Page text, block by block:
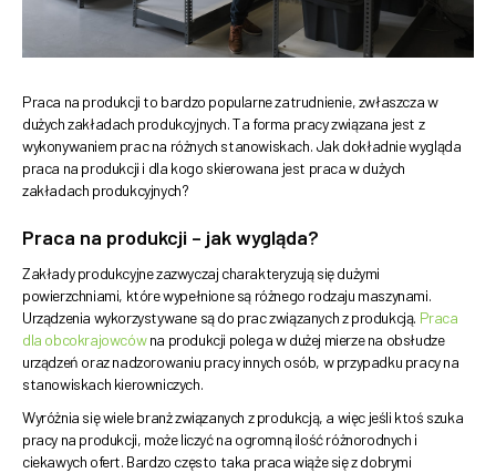
Praca na produkcji to bardzo popularne zatrudnienie, zwłaszcza w
dużych zakładach produkcyjnych. Ta forma pracy związana jest z
wykonywaniem prac na różnych stanowiskach. Jak dokładnie wygląda
praca na produkcji i dla kogo skierowana jest praca w dużych
zakładach produkcyjnych?
Praca na produkcji – jak wygląda?
Zakłady produkcyjne zazwyczaj charakteryzują się dużymi
powierzchniami, które wypełnione są różnego rodzaju maszynami.
Urządzenia wykorzystywane są do prac związanych z produkcją. Praca
dla obcokrajowcówna produkcji polega w dużej mierze na obsłudze
urządzeń oraz nadzorowaniu pracy innych osób, w przypadku pracy na
stanowiskach kierowniczych.
Wyróżnia się wiele branż związanych z produkcją, a więc jeśli ktoś szuka
pracy na produkcji, może liczyć na ogromną ilość różnorodnych i
ciekawych ofert. Bardzo często taka praca wiąże się z dobrymi